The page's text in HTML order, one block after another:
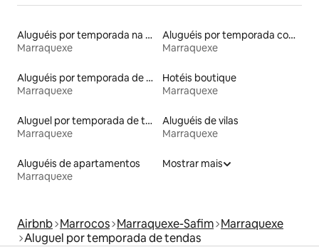
Aluguéis por temporada na orla
Marraquexe
Aluguéis por temporada com café da manhã
Marraquexe
Aluguéis por temporada de acomodações de luxo
Marraquexe
Hotéis boutique
Marraquexe
Aluguel por temporada de townhouses
Marraquexe
Aluguéis de vilas
Marraquexe
Aluguéis de apartamentos
Marraquexe
Mostrar mais
Airbnb Marrocos Marraquexe-Safim Marraquexe
Aluguel por temporada de tendas